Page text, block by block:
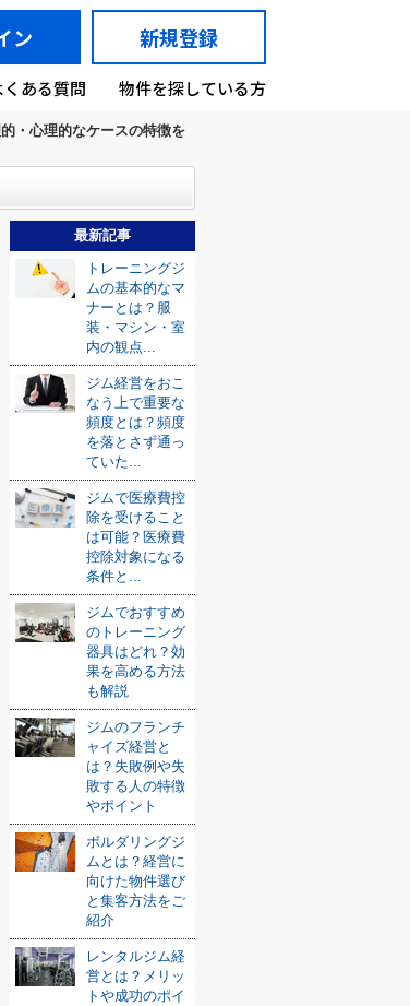
ン 新規登録
くある質問 物件を探している方
・心理的なケースの特徴を
最新記事
トレーニングジ
ムの基本的なマ
ナーとは？服
装・マシン・室
内の観点...
ジム経営をおこ
なう上で重要な
頻度とは？頻度
を落とさず通っ
ていた...
ジムで医療費控
除を受けること
は可能？医療費
控除対象になる
条件と...
ジムでおすすめ
のトレーニング
器具はどれ？効
果を高める方法
も解説
ジムのフランチ
ャイズ経営と
は？失敗例や失
敗する人の特徴
やポイント
ボルダリングジ
ムとは？経営に
向けた物件選び
と集客方法をご
紹介
レンタルジム経
営とは？メリッ
トや成功のポイ